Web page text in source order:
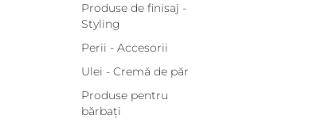
Produse de finisaj -
Styling
Perii - Accesorii
Ulei - Cremă de păr
Produse pentru
bărbați